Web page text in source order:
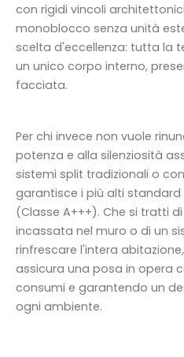
con rigidi vincoli
monoblocco senza unità
scelta d'eccellenza: tutta la
un unico corpo interno,
facciata.
Per chi invece non vuole
potenza e alla silenziosità
sistemi split tradizionali o
garantisce i più alti
(Classe A+++). Che si tratti
incassata nel muro o di un
rinfrescare l'intera
assicura una posa in opera
consumi e garantendo un
ogni ambiente.